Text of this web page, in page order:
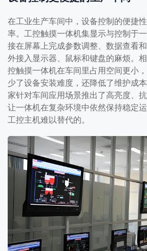
在工业生产车间中，设备控制的便捷
率。工控触摸一体机集显示与控制于
接在屏幕上完成参数调整、数据查看
外接入显示器、鼠标和键盘的麻烦。
控触摸一体机在车间里占用空间更小
少了设备安装难度，还降低了维护成
家针对车间应用场景推出了高亮度、
让一体机在复杂环境中依然保持稳定
工控主机难以替代的。